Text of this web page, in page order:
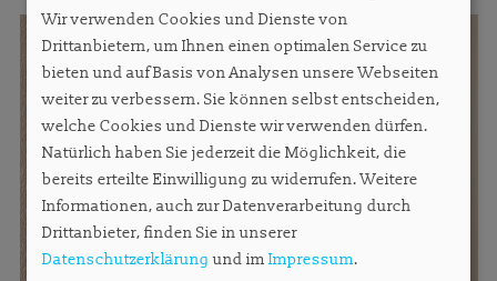
Wir verwenden Cookies und Dienste von
Drittanbietern, um Ihnen einen optimalen Service zu
bieten und auf Basis von Analysen unsere Webseiten
weiter zu verbessern. Sie können selbst entscheiden,
welche Cookies und Dienste wir verwenden dürfen.
Natürlich haben Sie jederzeit die Möglichkeit, die
bereits erteilte Einwilligung zu widerrufen. Weitere
Informationen, auch zur Datenverarbeitung durch
Drittanbieter, finden Sie in unserer
Datenschutzerklärung und im Impressum.